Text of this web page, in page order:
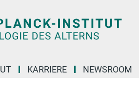
KARRIERE NEWSROOM